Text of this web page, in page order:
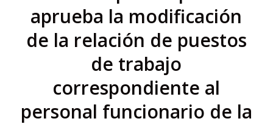
aprueba la modificación
de la relación de puestos
de trabajo
correspondiente al
personal funcionario de la